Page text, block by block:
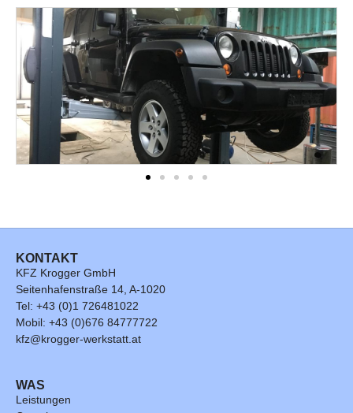
KONTAKT
KFZ Krogger GmbH
Seitenhafenstraße 14, A-1020
Tel: +43 (0)1 726481022
Mobil: +43 (0)676 84777722
kfz@krogger-werkstatt.at
WAS
Leistungen